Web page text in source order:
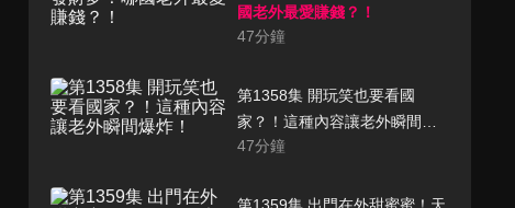
國老外最愛賺錢？！
47分鐘
第1358集 開玩笑也要看國
家？！這種內容讓老外瞬間爆
炸！
47分鐘